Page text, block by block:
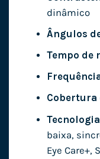
dinâmico
Ângulos
Tempo de
Cobertura
baixa,
Eye Care+,